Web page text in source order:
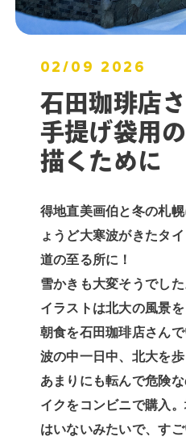
02/09 2026
石田珈琲店
手提げ袋用
描くために
得地直美画伯と冬の札
ょうど大寒波がきたタ
道の至る所に！
雪かきも大変そうでした
イラストは北大の風景
朝食を石田珈琲店さん
波の中一日中、北大を歩
あまりにも転んで危険
イクをコンビニで購入
はいないみたいで、す